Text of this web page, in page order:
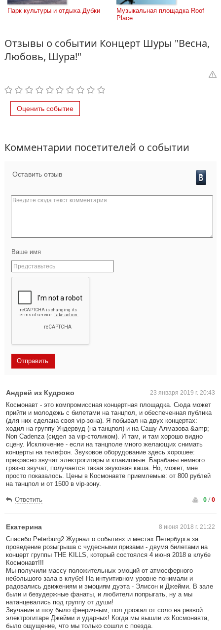
Парк культуры и отдыха Дубки
Музыкальная площадка Roof
Place
Отзывы о событии Концерт Шуры "Весна,
Любовь, Шура!"
Оценить событие
Комментарии посетителей о событии
Оставить отзыв
Ваше имя
Андрей из Кудрово 23 января 2019 г. 20:43
Космонавт - это компромиссная концертная площадка. Сюда может
прийти и молодежь с билетами на танцпол, и обеспеченная публика
(для них сделана своя vip-зона). Я побывал на двух концертах:
ходил на группу Ундервуд (на танцпол) и на Сашу Алмазова &amp;
Non Cadenza (сидел за vip-столиком). И там, и там хорошо видно
сцену. Исключение - если на танцполе много желающих снимать
концерты на телефон. Звуковое оборудование здесь хорошее:
прекрасно звучат электрогитары и клавишные. Барабаны немного
грязно звучат, получается такая звуковая каша. Но, может, мне
просто показалось. Цены в Космонавте приемлемые: от 800 рублей
на танцпол и от 1500 в vip-зону.
Ответить 0/0
Екатерина 8 июня 2018 г. 21:22
Спасибо Peterburg2 Журнал о событиях и местах Петербурга за
проведение розыгрыша с чудесными призами - двумя билетами на
концерт группы THE KILLS, который состоялся 4 июня 2018 в клубе
Космонавт!!!
Мы получили массу положительных эмоций от атмосферного
небольшого зала в клубе! На интуитивном уровне понимали и
радовались движениям и эмоциям дуэта - Элисон и Джейми. В зале
были и безудержные фанаты, и любители попрыгать, ну а мы
натанцевались под группу от души!
Звучание и шоу было фееричным, пол дрожал от соло на резвой
электрогитаре Джейми и ударных! Когда мы вышли из Космонавта,
было ощущение, что мы только сошли с поезда.